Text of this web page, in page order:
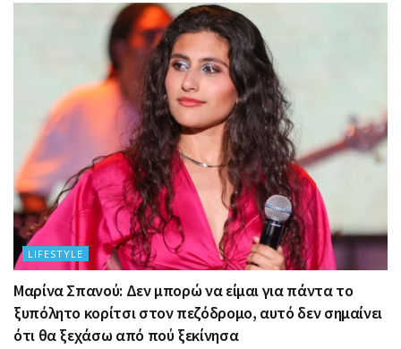
LIFESTYLE
Μαρίνα Σπανού: Δεν μπορώ να είμαι για πάντα το
ξυπόλητο κορίτσι στον πεζόδρομο, αυτό δεν σημαίνει
ότι θα ξεχάσω από πού ξεκίνησα